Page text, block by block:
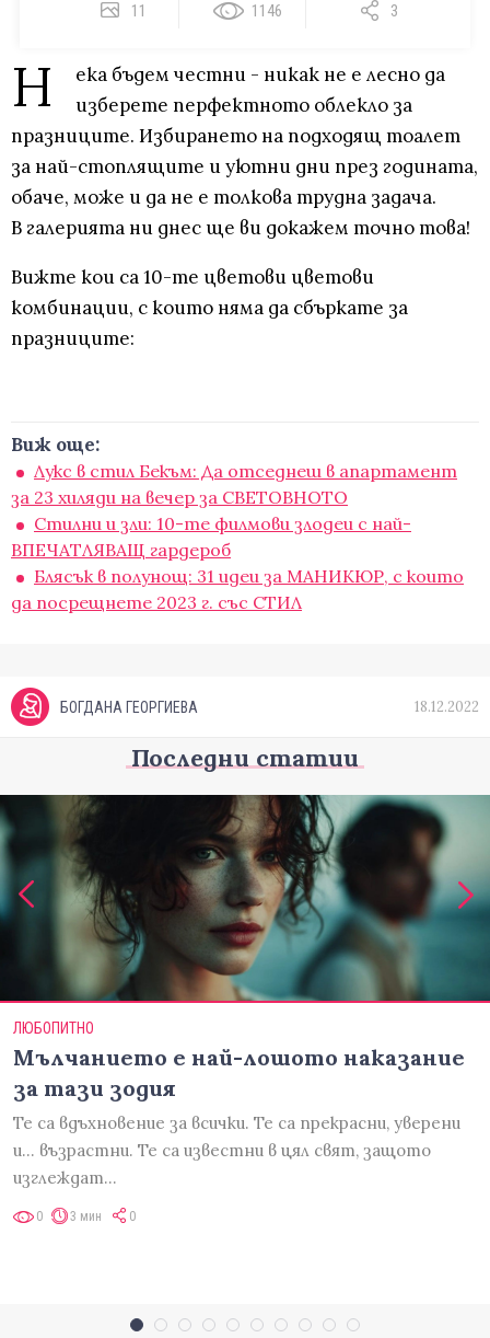
11 1146 3
Н
ека бъдем честни - никак не е лесно да
изберете перфектното облекло за
празниците. Избирането на подходящ тоалет
за най-стоплящите и уютни дни през годината,
обаче, може и да не е толкова трудна задача.
В галерията ни днес ще ви докажем точно това!
Вижте кои са 10-те цветови цветови
комбинации, с които няма да сбъркате за
празниците:
Виж още:
Лукс в стил Бекъм: Да отседнеш в апартамент
за 23 хиляди на вечер за СВЕТОВНОТО
Стилни и зли: 10-те филмови злодеи с най-
ВПЕЧАТЛЯВАЩ гардероб
Блясък в полунощ: 31 идеи за МАНИКЮР, с които
да посрещнете 2023 г. със СТИЛ
БОГДАНА ГЕОРГИЕВА 18.12.2022
Последни статии
ЛЮБОПИТНО
Мълчанието е най-лошото наказание
за тази зодия
Те са вдъхновение за всички. Те са прекрасни, уверени
и... възрастни. Те са известни в цял свят, защото
изглеждат…
0 3 мин 0